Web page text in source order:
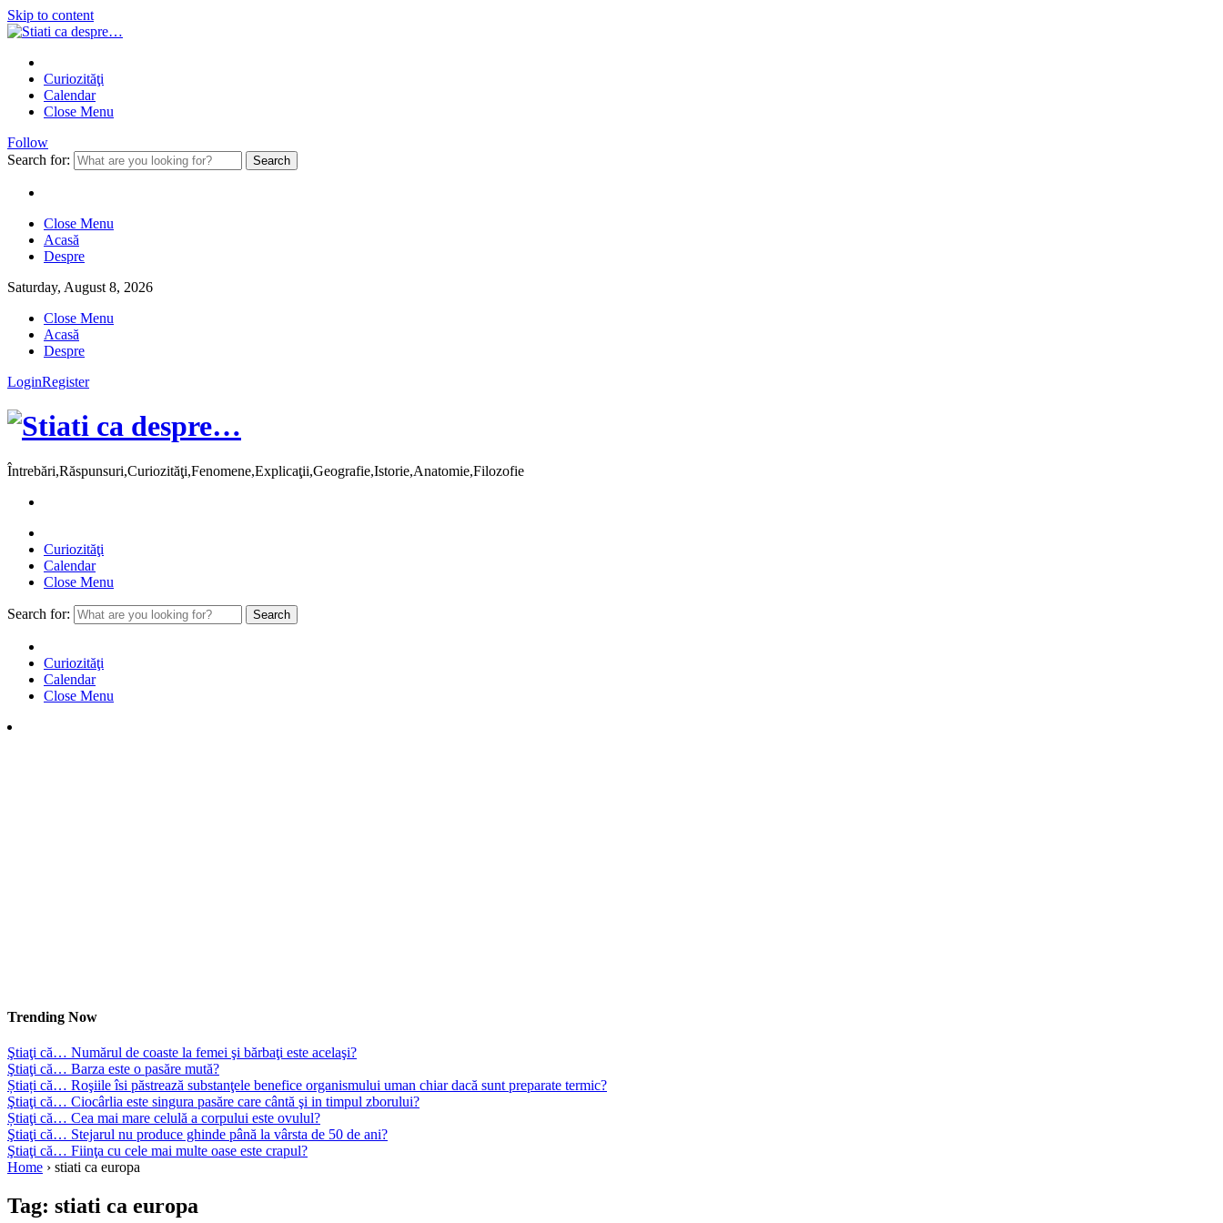
Skip to content
Curiozităţi
Calendar
Close Menu
Follow
Search for:
Close Menu
Acasă
Despre
Saturday, August 8, 2026
Close Menu
Acasă
Despre
LoginRegister
Întrebări,Răspunsuri,Curiozităţi,Fenomene,Explicaţii,Geografie,Istorie,Anatomie,Filozofie
Curiozităţi
Calendar
Close Menu
Search for:
Curiozităţi
Calendar
Close Menu
Trending Now
Ştiaţi că… Numărul de coaste la femei şi bărbaţi este acelaşi?
Ştiaţi că… Barza este o pasăre mută?
Știați că… Roşiile îsi păstrează substanţele benefice organismului uman chiar dacă sunt preparate termic?
Ştiaţi că… Ciocârlia este singura pasăre care cântă şi in timpul zborului?
Știaţi că… Cea mai mare celulă a corpului este ovulul?
Ştiaţi că… Stejarul nu produce ghinde până la vârsta de 50 de ani?
Ştiaţi că… Fiinţa cu cele mai multe oase este crapul?
Home › stiati ca europa
Tag: stiati ca europa